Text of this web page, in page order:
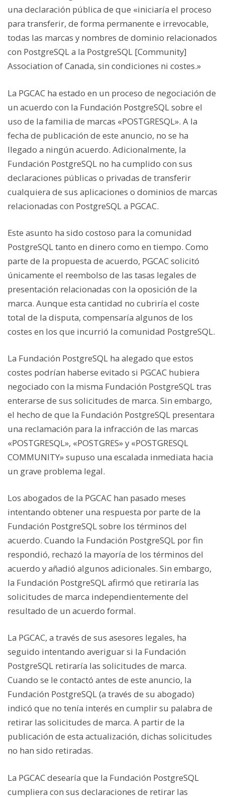
una declaración pública de que «iniciaría el proceso
para transferir, de forma permanente e irrevocable,
todas las marcas y nombres de dominio relacionados
con PostgreSQL a la PostgreSQL [Community]
Association of Canada, sin condiciones ni costes.»
La PGCAC ha estado en un proceso de negociación de
un acuerdo con la Fundación PostgreSQL sobre el
uso de la familia de marcas «POSTGRESQL». A la
fecha de publicación de este anuncio, no se ha
llegado a ningún acuerdo. Adicionalmente, la
Fundación PostgreSQL no ha cumplido con sus
declaraciones públicas o privadas de transferir
cualquiera de sus aplicaciones o dominios de marcas
relacionadas con PostgreSQL a PGCAC.
Este asunto ha sido costoso para la comunidad
PostgreSQL tanto en dinero como en tiempo. Como
parte de la propuesta de acuerdo, PGCAC solicitó
únicamente el reembolso de las tasas legales de
presentación relacionadas con la oposición de la
marca. Aunque esta cantidad no cubriría el coste
total de la disputa, compensaría algunos de los
costes en los que incurrió la comunidad PostgreSQL.
La Fundación PostgreSQL ha alegado que estos
costes podrían haberse evitado si PGCAC hubiera
negociado con la misma Fundación PostgreSQL tras
enterarse de sus solicitudes de marca. Sin embargo,
el hecho de que la Fundación PostgreSQL presentara
una reclamación para la infracción de las marcas
«POSTGRESQL», «POSTGRES» y «POSTGRESQL
COMMUNITY» supuso una escalada inmediata hacia
un grave problema legal.
Los abogados de la PGCAC han pasado meses
intentando obtener una respuesta por parte de la
Fundación PostgreSQL sobre los términos del
acuerdo. Cuando la Fundación PostgreSQL por fin
respondió, rechazó la mayoría de los términos del
acuerdo y añadió algunos adicionales. Sin embargo,
la Fundación PostgreSQL afirmó que retiraría las
solicitudes de marca independientemente del
resultado de un acuerdo formal.
La PGCAC, a través de sus asesores legales, ha
seguido intentando averiguar si la Fundación
PostgreSQL retiraría las solicitudes de marca.
Cuando se le contactó antes de este anuncio, la
Fundación PostgreSQL (a través de su abogado)
indicó que no tenía interés en cumplir su palabra de
retirar las solicitudes de marca. A partir de la
publicación de esta actualización, dichas solicitudes
no han sido retiradas.
La PGCAC desearía que la Fundación PostgreSQL
cumpliera con sus declaraciones de retirar las